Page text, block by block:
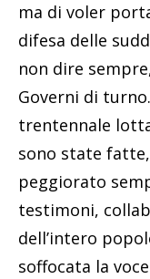
ma di voler
difesa delle
non dire
Governi di
trentennale
sono state
peggiorato
testimoni,
dell’intero
soffocata la